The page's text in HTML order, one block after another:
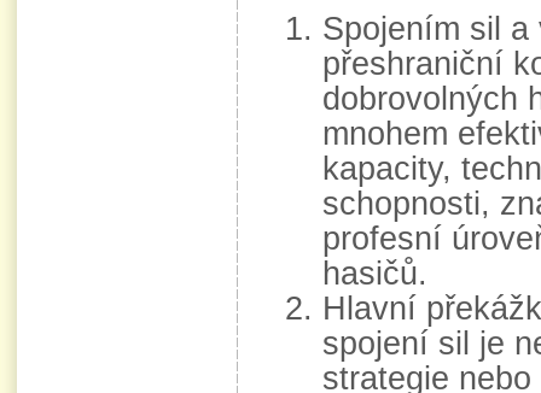
Spojením sil a
přeshraniční
dobrovolných
mnohem
kapacity,
schopnosti,
profesní
hasičů.
Hlavní
spojení sil je
strategie